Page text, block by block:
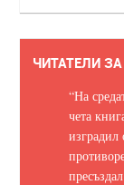
ЧИТАТЕЛИ
“На
чета
изградил